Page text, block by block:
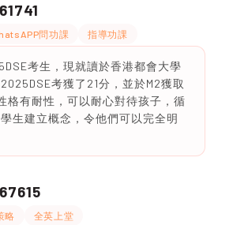
問功課 指導功課
考生，現就讀於香港都會大學
考獲了21分，並於M2獲取
格有耐性，可以耐心對待孩子，循
生建立概念，令他們可以完全明
略 全英上堂